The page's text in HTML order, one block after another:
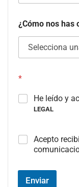
¿Cómo nos has
*
He leído y
LEGAL
C
a
Acepto
Enviar